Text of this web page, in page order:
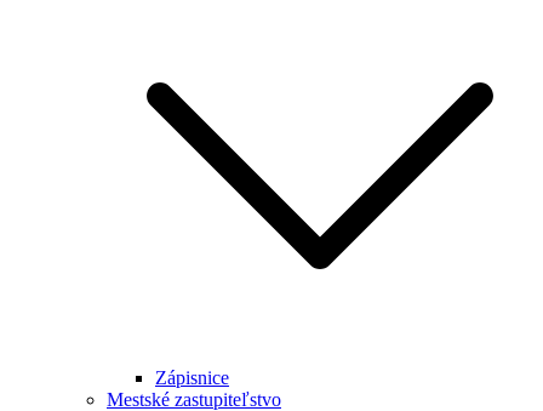
Zápisnice
Mestské zastupiteľstvo